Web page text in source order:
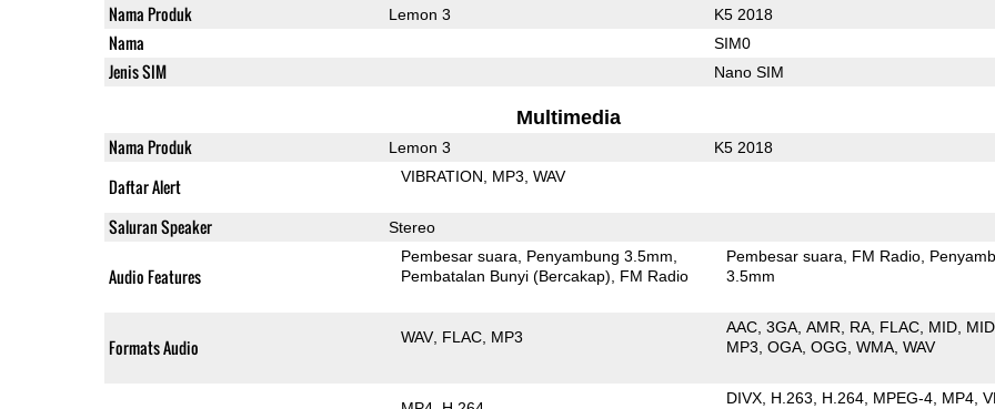
Nama Produk Lemon 3 K5 2018
Nama SIM0
Jenis SIM Nano SIM
Multimedia
Nama Produk Lemon 3 K5 2018
Daftar Alert VIBRATION MP3 WAV
Saluran Speaker Stereo
Audio Features
Pembesar suara
Penyambung 3.5mm
Pembatalan Bunyi (Bercakap)
FM Radio
Pembesar suara FM Radio
3.5mm
Formats Audio WAV FLAC MP3
AAC 3GA AMR RA FLAC MID
MP3 OGA OGG WMA WAV
DIVX H.263 H.264 MPEG-4 MP4